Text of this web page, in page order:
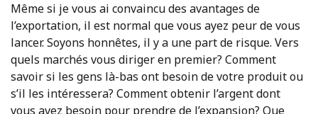
Même si je vous ai convaincu des avantages de
l’exportation, il est normal que vous ayez peur de vous
lancer. Soyons honnêtes, il y a une part de risque. Vers
quels marchés vous diriger en premier? Comment
savoir si les gens là-bas ont besoin de votre produit ou
s’il les intéressera? Comment obtenir l’argent dont
vous avez besoin pour prendre de l’expansion? Que